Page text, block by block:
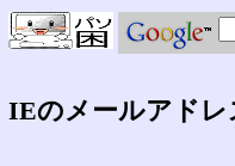
IEのメールアドレ